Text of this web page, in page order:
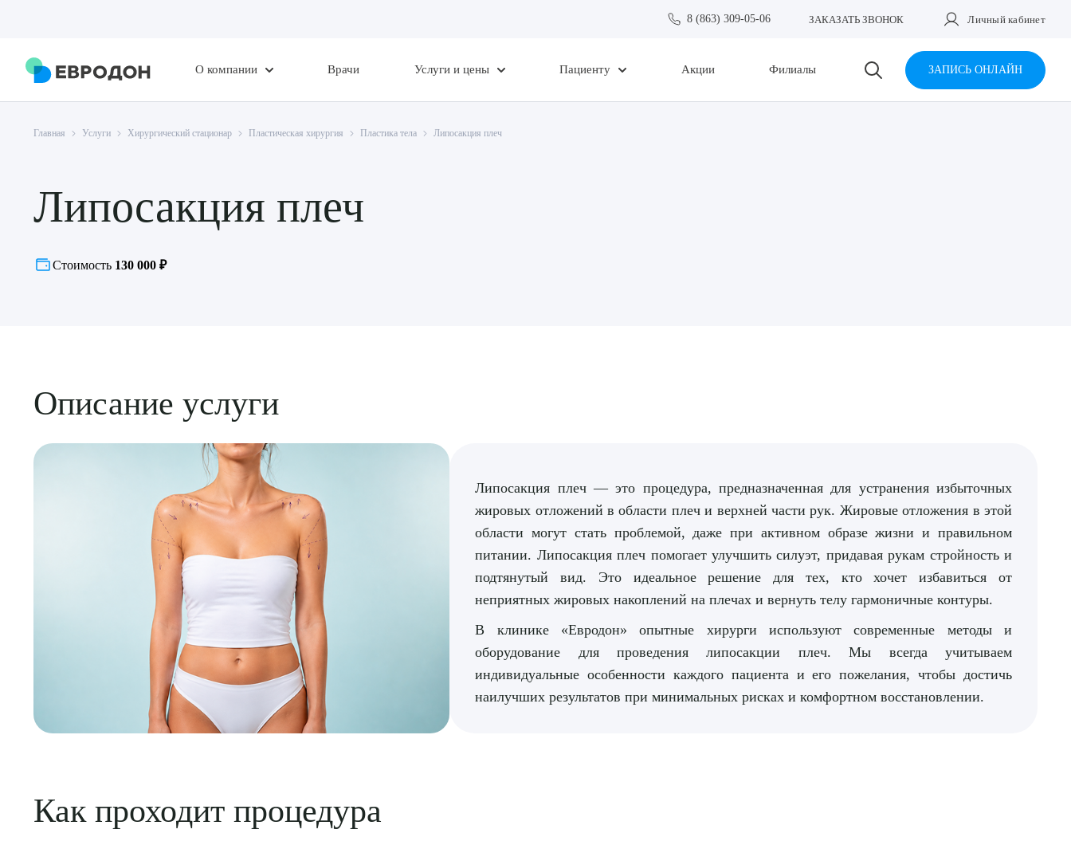
8 (863) 309-05-06 ЗАКАЗАТЬ ЗВОНОК Личный кабинет
О компании Врачи Услуги и цены Пациенту Акции Филиалы ЗАПИСЬ ОНЛАЙН
Главная Услуги Хирургический стационар Пластическая хирургия Пластика тела Липосакция плеч
Липосакция плеч
Стоимость 130 000 ₽
Описание услуги
Липосакция плеч — это процедура, предназначенная для устранения избыточных
жировых отложений в области плеч и верхней части рук. Жировые отложения в этой
области могут стать проблемой, даже при активном образе жизни и правильном
питании. Липосакция плеч помогает улучшить силуэт, придавая рукам стройность и
подтянутый вид. Это идеальное решение для тех, кто хочет избавиться от
неприятных жировых накоплений на плечах и вернуть телу гармоничные контуры.
В клинике «Евродон» опытные хирурги используют современные методы и
оборудование для проведения липосакции плеч. Мы всегда учитываем
индивидуальные особенности каждого пациента и его пожелания, чтобы достичь
наилучших результатов при минимальных рисках и комфортном восстановлении.
Как проходит процедура